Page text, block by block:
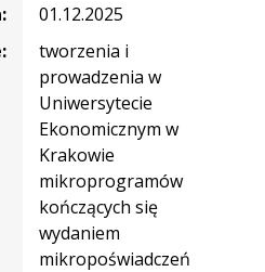
01.12.2025
tworzenia i
prowadzenia w
Uniwersytecie
Ekonomicznym w
Krakowie
mikroprogramów
kończących się
wydaniem
mikropoświadczeń